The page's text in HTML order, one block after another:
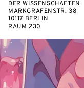
DER WISSENSCHAFTEN
MARKGRAFENSTR. 38
10117 BERLIN
RAUM 230